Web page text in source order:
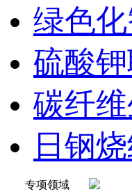
绿色
硫酸
碳纤
日钢
专项领域